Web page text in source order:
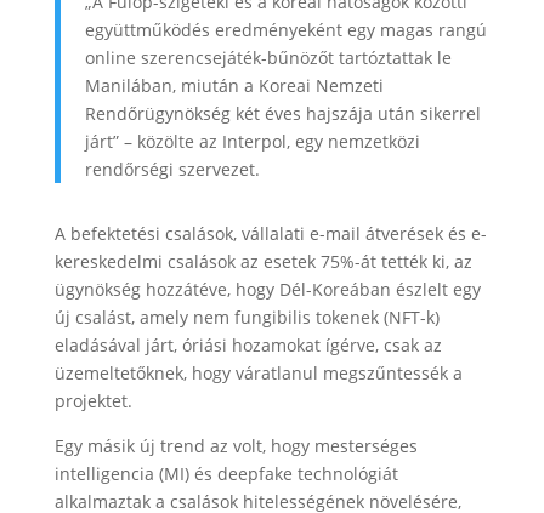
együttműködés eredményeként egy magas rangú
online szerencsejáték-bűnözőt tartóztattak le
Manilában, miután a Koreai Nemzeti
Rendőrügynökség két éves hajszája után sikerrel
járt” – közölte az Interpol, egy nemzetközi
rendőrségi szervezet.
A befektetési csalások, vállalati e-mail átverések és e-
kereskedelmi csalások az esetek 75%-át tették ki, az
ügynökség hozzátéve, hogy Dél-Koreában észlelt egy
új csalást, amely nem fungibilis tokenek (NFT-k)
eladásával járt, óriási hozamokat ígérve, csak az
üzemeltetőknek, hogy váratlanul megszűntessék a
projektet.
Egy másik új trend az volt, hogy mesterséges
intelligencia (MI) és deepfake technológiát
alkalmaztak a csalások hitelességének növelésére,